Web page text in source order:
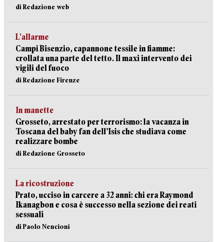
di Redazione web
L’allarme
Campi Bisenzio, capannone tessile in fiamme:
crollata una parte del tetto. Il maxi intervento dei
vigili del fuoco
di Redazione Firenze
In manette
Grosseto, arrestato per terrorismo: la vacanza in
Toscana del baby fan dell’Isis che studiava come
realizzare bombe
di Redazione Grosseto
La ricostruzione
Prato, ucciso in carcere a 32 anni: chi era Raymond
Ikanagbon e cosa è successo nella sezione dei reati
sessuali
di Paolo Nencioni